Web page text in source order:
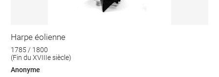
Harpe éolienne
1785 / 1800
(Fin du XVIIIe siècle)
Anonyme